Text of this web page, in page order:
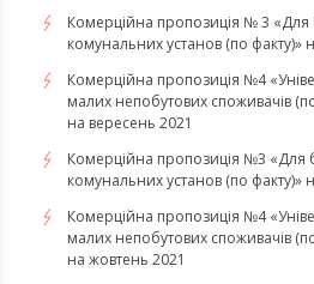
Комерційна пропозиція № 3
комунальних установ (по факту)»
Комерційна пропозиція №4
малих непобутових споживачів
на вересень 2021
Комерційна пропозиція №3 «Для
комунальних установ (по факту)»
Комерційна пропозиція №4
малих непобутових споживачів
на жовтень 2021